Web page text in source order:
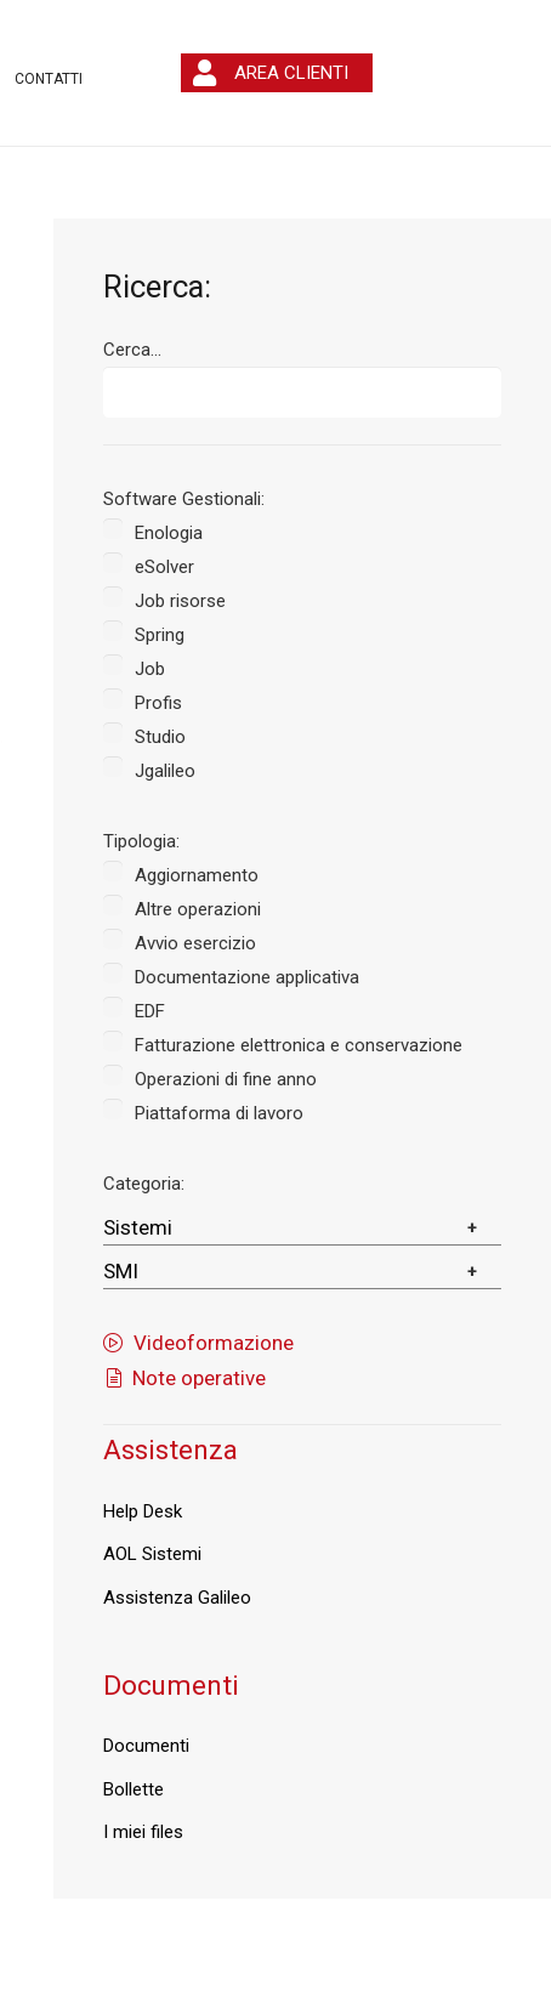
CONTATTI AREA CLIENTI
Ricerca:
Cerca...
Software Gestionali:
Enologia
eSolver
Job risorse
Spring
Job
Profis
Studio
Jgalileo
Tipologia:
Aggiornamento
Altre operazioni
Avvio esercizio
Documentazione applicativa
EDF
Fatturazione elettronica e conservazione
Operazioni di fine anno
Piattaforma di lavoro
Categoria:
Sistemi
SMI
Videoformazione
Note operative
Assistenza
Help Desk
AOL Sistemi
Assistenza Galileo
Documenti
Documenti
Bollette
I miei files